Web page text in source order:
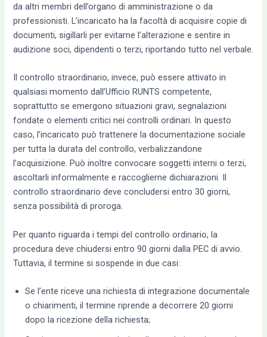
da altri membri dell’organo di amministrazione o da
professionisti. L’incaricato ha la facoltà di acquisire copie di
documenti, sigillarli per evitarne l’alterazione e sentire in
audizione soci, dipendenti o terzi, riportando tutto nel verbale.
Il controllo straordinario, invece, può essere attivato in
qualsiasi momento dall’Ufficio RUNTS competente,
soprattutto se emergono situazioni gravi, segnalazioni
fondate o elementi critici nei controlli ordinari. In questo
caso, l’incaricato può trattenere la documentazione sociale
per tutta la durata del controllo, verbalizzandone
l’acquisizione. Può inoltre convocare soggetti interni o terzi,
ascoltarli informalmente e raccoglierne dichiarazioni. Il
controllo straordinario deve concludersi entro 30 giorni,
senza possibilità di proroga.
Per quanto riguarda i tempi del controllo ordinario, la
procedura deve chiudersi entro 90 giorni dalla PEC di avvio.
Tuttavia, il termine si sospende in due casi:
Se l’ente riceve una richiesta di integrazione documentale
o chiarimenti, il termine riprende a decorrere 20 giorni
dopo la ricezione della richiesta;